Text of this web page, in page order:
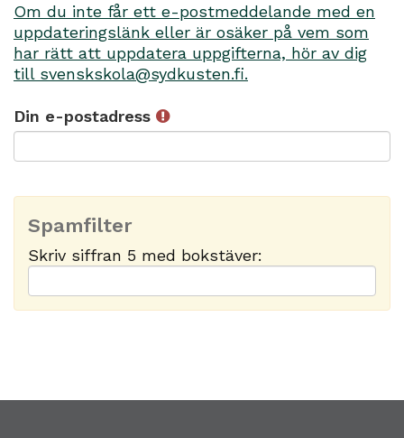
Om du inte får ett e-postmeddelande med en
uppdateringslänk eller är osäker på vem som
har rätt att uppdatera uppgifterna, hör av dig
till svenskskola@sydkusten.fi.
Din e-postadress
Spamfilter
Skriv siffran 5 med bokstäver: